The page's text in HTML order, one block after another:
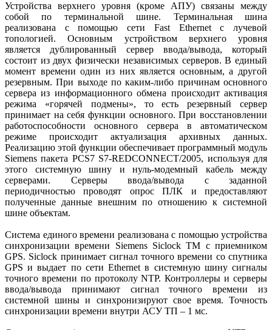
Устройства верхнего уровня (кроме АПУ) связаны между
собой по терминальной шине. Терминальная шина
реализована с помощью сети Fast Ethernet с лучевой
топологией. Основным устройством верхнего уровня
является дублированный сервер ввода/вывода, который
состоит из двух физически независимых серверов. В единый
момент времени один из них является основным, а другой
резервным. При выходе по каким-либо причинам основного
сервера из информационного обмена происходит активация
режима «горячей подмены», то есть резервный сервер
принимает на себя функции основного. При восстановлении
работоспособности основного сервера в автоматическом
режиме происходит актуализация архивных данных.
Реализацию этой функции обеспечивает программный модуль
Siemens пакета PCS7 S7-REDCONNECT/2005, используя для
этого системную шину и нуль-модемный кабель между
серверами. Серверы ввода/вывода с заданной
периодичностью проводят опрос ПЛК и предоставляют
полученные данные внешним по отношению к системной
шине объектам.
Система единого времени реализована с помощью устройства
синхронизации времени Siemens Siclock TM с приемником
GPS. Siclock принимает сигнал точного времени со спутника
GPS и выдает по сети Ethernet в системную шину сигналы
точного времени по протоколу NTP. Контроллеры и серверы
ввода/вывода принимают сигнал точного времени из
системной шины и синхронизируют свое время. Точность
синхронизации времени внутри АСУ ТП – 1 мс.